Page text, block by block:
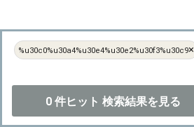
%u30c0%u30a4%u30e4%u30e2%u30f3%u30c9×
0 件ヒット 検索結果を見る